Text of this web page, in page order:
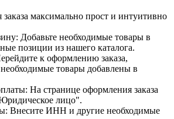
максимально прост и интуитивно
Добавьте необходимые товары в
позиции из нашего каталога.
к оформлению заказа,
товары добавлены в
На странице оформления заказа
лицо".
Внесите ИНН и другие необходимые